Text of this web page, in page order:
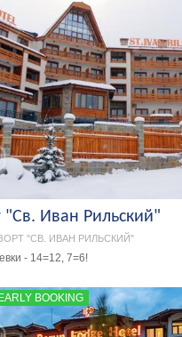
"Св. Иван Рильский"
"СВ. ИВАН РИЛЬСКИЙ"
- 14=12, 7=6!
EARLY BOOKING